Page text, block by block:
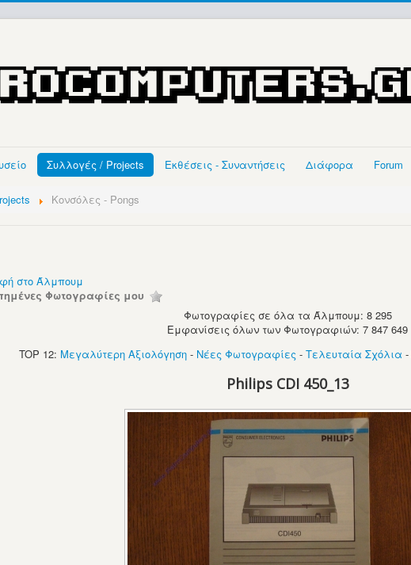
Συλλογές / Projects Εκθέσεις - Συναντήσεις Διάφορα Forum
Κονσόλες - Pongs
στο Άλμπουμ
Φωτογραφίες μου
Φωτογραφίες σε όλα τα Άλμπουμ: 8 295
Εμφανίσεις όλων των Φωτογραφιών: 7 847 649
TOP 12: Μεγαλύτερη Αξιολόγηση- Νέες Φωτογραφίες - Τελευταία Σχόλια -
Philips CDI 450_13